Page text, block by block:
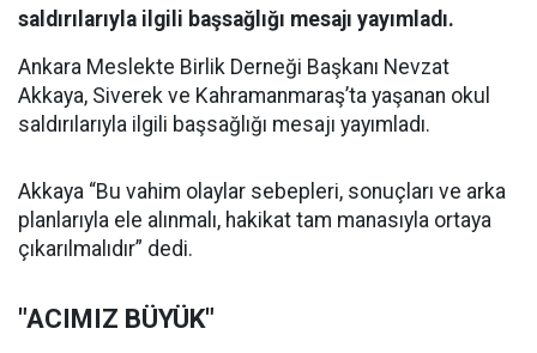
saldırılarıyla ilgili başsağlığı mesajı yayımladı.
Ankara Meslekte Birlik Derneği Başkanı Nevzat
Akkaya, Siverek ve Kahramanmaraş’ta yaşanan okul
saldırılarıyla ilgili başsağlığı mesajı yayımladı.
Akkaya “Bu vahim olaylar sebepleri, sonuçları ve arka
planlarıyla ele alınmalı, hakikat tam manasıyla ortaya
çıkarılmalıdır” dedi.
"ACIMIZ BÜYÜK"